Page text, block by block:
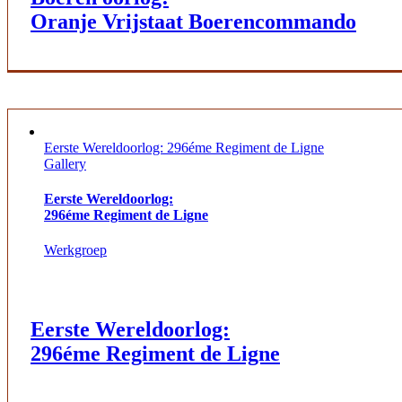
Oranje Vrijstaat Boerencommando
Eerste Wereldoorlog: 296éme Regiment de Ligne
Gallery
Eerste Wereldoorlog:
296éme Regiment de Ligne
Werkgroep
Eerste Wereldoorlog:
296éme Regiment de Ligne